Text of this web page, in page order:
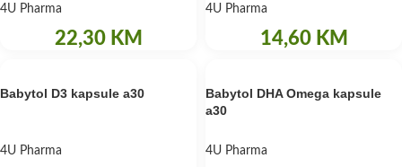
4U Pharma
22,30 KM
4U Pharma
14,60 KM
Babytol D3 kapsule a30
4U Pharma
Babytol DHA Omega kapsule
a30
4U Pharma